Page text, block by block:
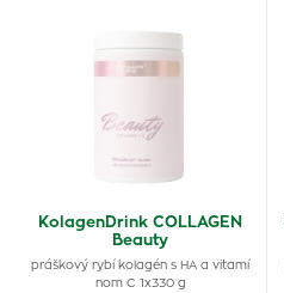
KolagenDrink COLLAGEN
Beauty
práškový rybí kolagén s HA a vitamí
nom C 1x330 g